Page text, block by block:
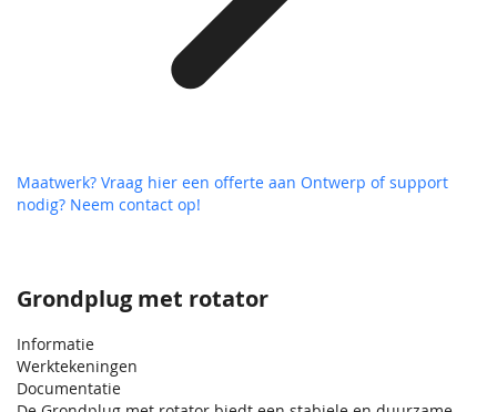
Grondplug met rotator
Informatie
Werktekeningen
Documentatie
Maatwerk? Vraag hier een offerte aan Ontwerp of support
nodig? Neem contact op!